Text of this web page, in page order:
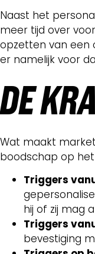
Naast het
meer tijd over
opzetten van een
er namelijk voor
DE
Wat maakt
boodschap op
Triggers
hij of zij mag
Triggers
bevestiging